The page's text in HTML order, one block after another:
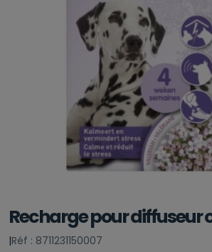
Recharge pour
|Réf : 8711231150007